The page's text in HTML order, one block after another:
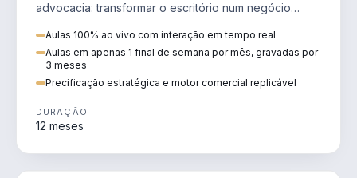
advocacia: transformar o escritório num negócio
Aulas 100% ao vivo com interação em tempo real
Aulas em apenas 1 final de semana por mês, gravadas por
3 meses
Precificação estratégica e motor comercial replicável
DURAÇÃO
12 meses